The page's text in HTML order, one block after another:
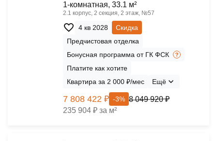
1-комнатная, 33.1 м²
2.1 корпус, 2 секция, 2 этаж, №57
4 кв 2028
Скидка
Предчистовая отделка
Бонусная программа от ГК ФСК
Платите как хотите
Квартира за 2 000 ₽/мес
Ещё
7 808 422 ₽ -3% 8 049 920 ₽
235 904 ₽ за м²